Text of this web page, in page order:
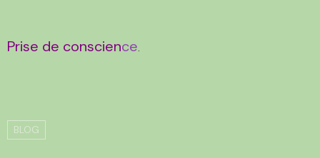
Prise de conscience
BLOG